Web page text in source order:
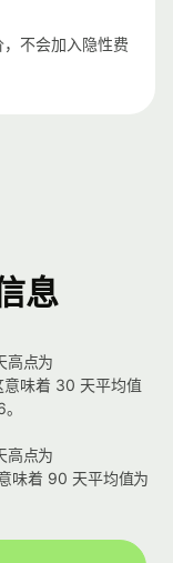
不会加入隐性费
息
高点为
味着 30 天平均值
高点为
味着 90 天平均值为